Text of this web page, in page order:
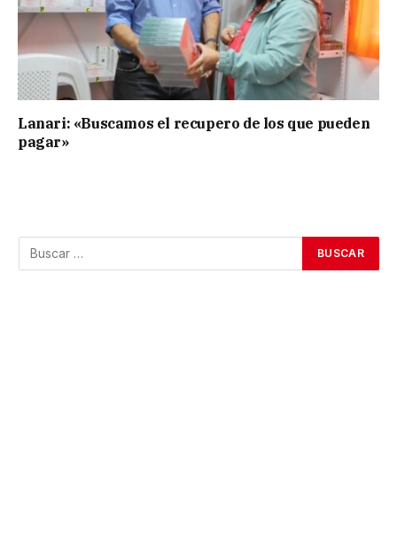
Lanari: «Buscamos el recupero de los que pueden
pagar»